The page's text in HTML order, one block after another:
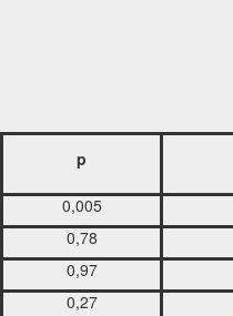
p
0,005
0,78
0,97
0,27